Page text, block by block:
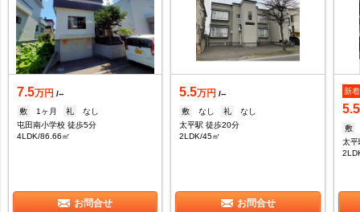
7.5万円 /--
敷
1ヶ月 礼
なし
屯田南小学校 徒歩5分
4LDK/86.66㎡
お問合せ
5.5万円 /--
敷
なし 礼
なし
太平駅 徒歩20分
2LDK/45㎡
お問合せ
新着
5.5
敷
太